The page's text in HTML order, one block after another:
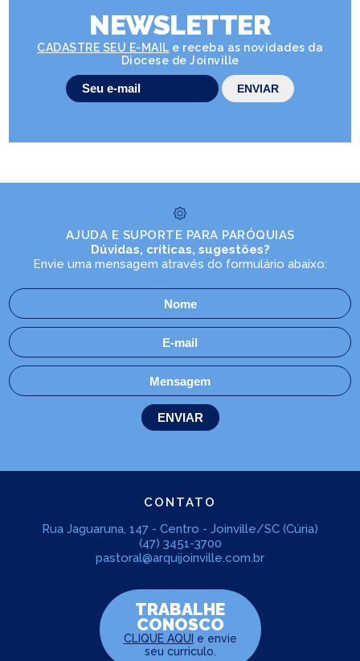
NEWSLETTER
CADASTRE SEU E-MAIL e receba as novidades da
Diocese de Joinville
AJUDA E SUPORTE PARA PARÓQUIAS
Dúvidas, críticas, sugestões?
Envie uma mensagem através do formulário abaixo:
CONTATO
Rua Jaguaruna, 147 - Centro - Joinville/SC (Cúria)
(47) 3451-3700
pastoral@arquijoinville.com.br
TRABALHE
CONOSCO
CLIQUE AQUI e envie
seu curriculo.